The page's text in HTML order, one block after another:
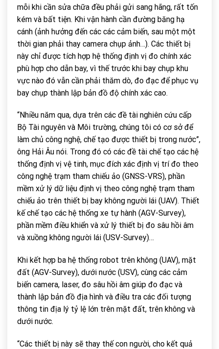
mỗi khi cần sửa chữa đều phải gửi sang hãng, rất tốn
kém và bất tiện. Khi vận hành cần đường băng hạ
cánh (ảnh hưởng đến các các cảm biến, sau một một
thời gian phải thay camera chụp ảnh…). Các thiết bị
này chỉ được tích hợp hệ thống định vị đo chính xác
phù hợp cho dẫn bay, vì thế trước khi bay chụp khu
vực nào đó vẫn cần phải thăm dò, đo đạc để phục vụ
bay chụp thành lập bản đồ độ chính xác cao.
“Nhiều năm qua, dựa trên các đề tài nghiên cứu cấp
Bộ Tài nguyên và Môi trường, chúng tôi có cơ sở để
làm chủ công nghệ, chế tạo được thiết bị trong nước”,
ông Hải Âu nói. Trong đó có các đề tài chế tạo các hệ
thống định vị vệ tinh, mục đích xác định vị trí đo theo
công nghệ trạm tham chiếu ảo (GNSS-VRS), phần
mềm xử lý dữ liệu định vị theo công nghệ trạm tham
chiếu ảo trên thiết bị bay không người lái (UAV). Thiết
kế chế tạo các hệ thống xe tự hành (AGV-Survey),
phần mềm điều khiển và xử lý thiết bị đo sâu hồi âm
và xuồng không người lái (USV-Survey)…
Khi kết hợp ba hệ thống robot trên không (UAV), mặt
đất (AGV-Survey), dưới nước (USV), cùng các cảm
biến camera, laser, đo sâu hồi âm giúp đo đạc và
thành lập bản đồ địa hình và điều tra các đối tượng
thông tin địa lý tỷ lệ lớn trên mặt đất, trên không và
dưới nước.
“Các thiết bị này sẽ thay thế con người, cho kết quả